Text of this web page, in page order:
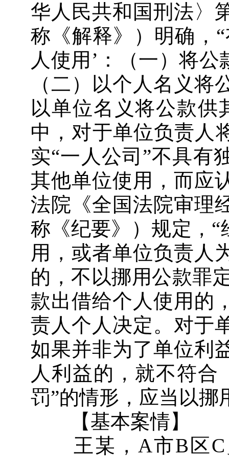
华人民共和国刑法〉
称《解释》）明确，
人使用’：（一）将
（二）以个人名义
以单位名义将公款供
中，对于单位负责人
实“一人公司”不具有
其他单位使用，而应
法院《全国法院审理
称《纪要》）规定，
用，或者单位负责人
的，不以挪用公款罪
款出借给个人使用的
责人个人决定。对于
如果并非为了单位利
人利益的，就不符合
罚”的情形，应当以挪
【基本案情】
王某，A市B区C